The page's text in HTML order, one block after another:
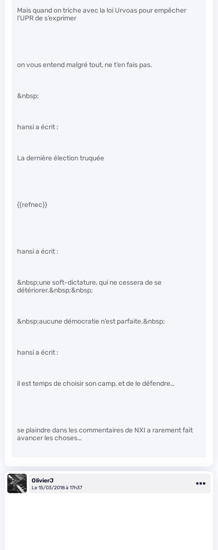
Mais quand on triche avec la loi Urvoas pour empêcher
l’UPR de s’exprimer
on vous entend malgré tout, ne t’en fais pas.
&nbsp;
hansi a écrit :
La dernière élection truquée
{{refnec}}
hansi a écrit :
&nbsp;une soft-dictature, qui ne cessera de se
détériorer.&nbsp;&nbsp;
&nbsp;aucune démocratie n’est parfaite.&nbsp;
hansi a écrit :
il est temps de choisir son camp, et de le défendre…
se plaindre dans les commentaires de NXI a rarement fait
avancer les choses…
OlivierJ
Le 15/03/2018 à 17h37